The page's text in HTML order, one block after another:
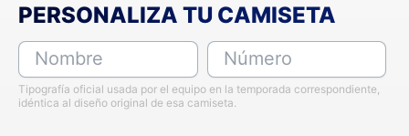
PERSONALIZA TU CAMISETA
Nombre Número
Tipografía oficial usada por el equipo en la temporada correspondiente,
idéntica al diseño original de esa camiseta.